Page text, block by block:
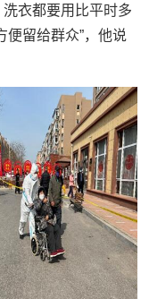
衣都要用比平时多
便留给群众”，他说